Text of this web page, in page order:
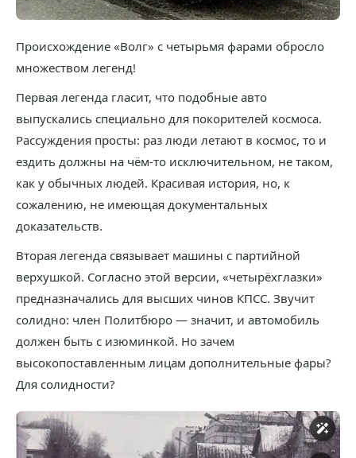
Происхождение «Волг» с четырьмя фарами обросло
множеством легенд!
Первая легенда гласит, что подобные авто
выпускались специально для покорителей космоса.
Рассуждения просты: раз люди летают в космос, то и
ездить должны на чём-то исключительном, не таком,
как у обычных людей. Красивая история, но, к
сожалению, не имеющая документальных
доказательств.
Вторая легенда связывает машины с партийной
верхушкой. Согласно этой версии, «четырёхглазки»
предназначались для высших чинов КПСС. Звучит
солидно: член Политбюро — значит, и автомобиль
должен быть с изюминкой. Но зачем
высокопоставленным лицам дополнительные фары?
Для солидности?